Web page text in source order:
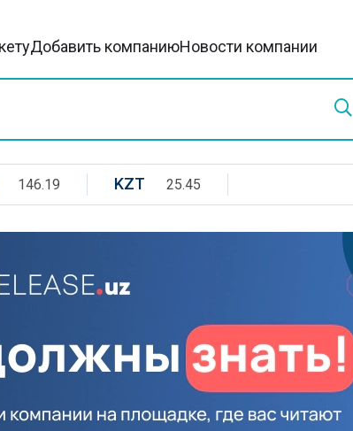
Добавить компаниюНовости компании
146.19 KZT 25.45